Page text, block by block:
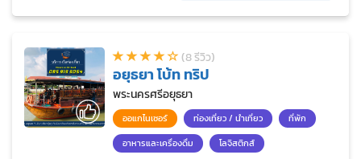
(8 รีวิว)
อยุธยา โบ้ท ทริป
พระนครศรีอยุธยา
ออแกไนเซอร์ ท่องเที่ยว / นำเที่ยว
ที่พัก
อาหารและเครื่องดื่ม
โลจิสติกส์